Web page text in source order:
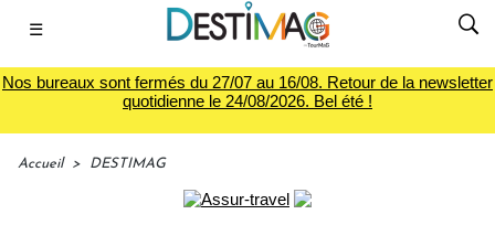
☰
Nos bureaux sont fermés du 27/07 au 16/08. Retour de la newsletter
quotidienne le 24/08/2026. Bel été !
Accueil > DESTIMAG